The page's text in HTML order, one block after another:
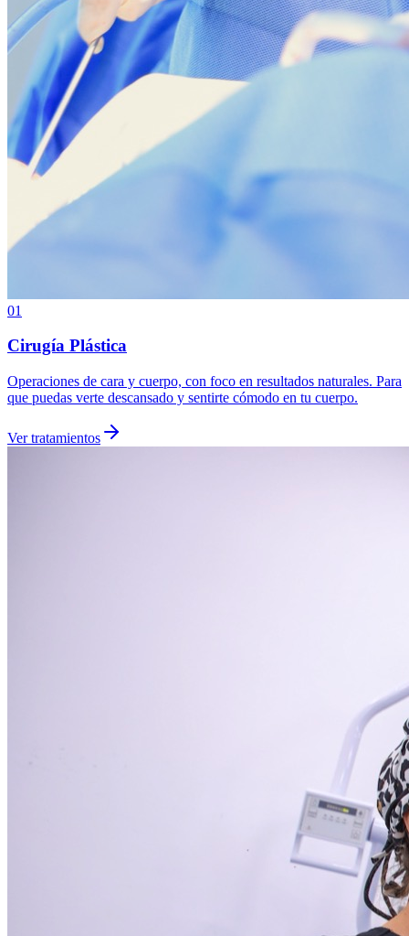
01
Cirugía Plástica
Operaciones de cara y cuerpo, con foco en resultados naturales. Para
que puedas verte descansado y sentirte cómodo en tu cuerpo.
Ver tratamientos